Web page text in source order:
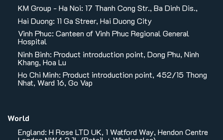
KM Group - Ha Noi: 17 Thanh Cong Str., Ba Dinh Dis.,
Hai Duong: 11 Ga Streer, Hai Duong City
Vinh Phuc: Canteen of Vinh Phuc Regional General
Hospital
Ninh Binh: Product introduction point, Dong Phu, Ninh
Khang, Hoa Lu
Ho Chi Minh: Product introduction point, 452/15 Thong
Nhat, Ward 16, Go Vap
World
England: H Rose LTD UK, 1 Watford Way, Hendon Centre